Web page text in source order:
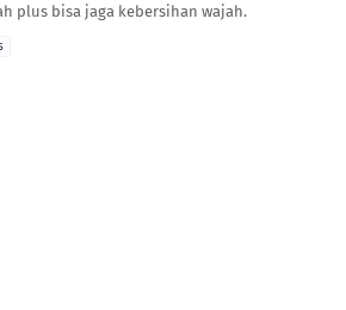
plus bisa jaga kebersihan wajah.